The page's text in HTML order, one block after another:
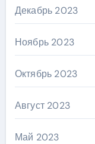
Декабрь 2023
Ноябрь 2023
Октябрь 2023
Август 2023
Май 2023